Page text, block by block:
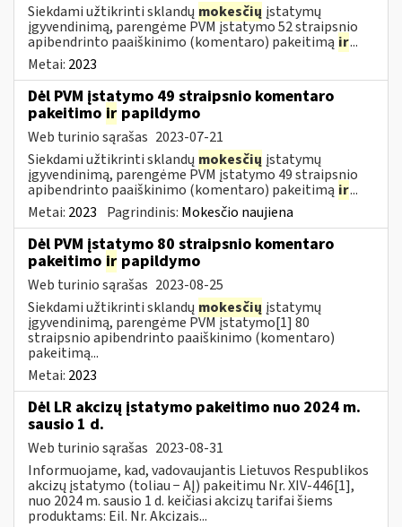
Siekdami užtikrinti sklandų mokesčių įstatymų
įgyvendinimą, parengėme PVM įstatymo 52 straipsnio
apibendrinto paaiškinimo (komentaro) pakeitimą ir...
Metai: 2023
Dėl PVM įstatymo 49 straipsnio komentaro
pakeitimo ir papildymo
Web turinio sąrašas 2023-07-21
Siekdami užtikrinti sklandų mokesčių įstatymų
įgyvendinimą, parengėme PVM įstatymo 49 straipsnio
apibendrinto paaiškinimo (komentaro) pakeitimą ir...
Metai: 2023 Pagrindinis: Mokesčio naujiena
Dėl PVM įstatymo 80 straipsnio komentaro
pakeitimo ir papildymo
Web turinio sąrašas 2023-08-25
Siekdami užtikrinti sklandų mokesčių įstatymų
įgyvendinimą, parengėme PVM įstatymo[1] 80
straipsnio apibendrinto paaiškinimo (komentaro)
pakeitimą...
Metai: 2023
Dėl LR akcizų įstatymo pakeitimo nuo 2024 m.
sausio 1 d.
Web turinio sąrašas 2023-08-31
Informuojame, kad, vadovaujantis Lietuvos Respublikos
akcizų įstatymo (toliau − AĮ) pakeitimu Nr. XIV-446[1],
nuo 2024 m. sausio 1 d. keičiasi akcizų tarifai šiems
produktams: Eil. Nr. Akcizais...